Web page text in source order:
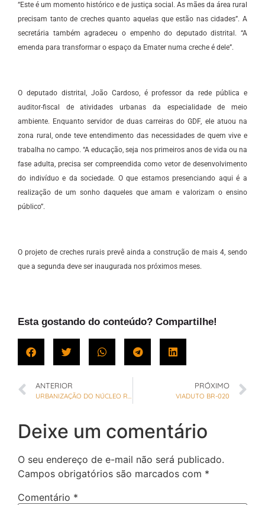
“Este é um momento histórico e de justiça social. As mães da área rural
precisam tanto de creches quanto aquelas que estão nas cidades”. A
secretária também agradeceu o empenho do deputado distrital. “A
emenda para transformar o espaço da Emater numa creche é dele”.
O deputado distrital, João Cardoso, é professor da rede pública e
auditor-fiscal de atividades urbanas da especialidade de meio
ambiente. Enquanto servidor de duas carreiras do GDF, ele atuou na
zona rural, onde teve entendimento das necessidades de quem vive e
trabalha no campo. “A educação, seja nos primeiros anos de vida ou na
fase adulta, precisa ser compreendida como vetor de desenvolvimento
do indivíduo e da sociedade. O que estamos presenciando aqui é a
realização de um sonho daqueles que amam e valorizam o ensino
público”.
O projeto de creches rurais prevê ainda a construção de mais 4, sendo
que a segunda deve ser inaugurada nos próximos meses.
Esta gostando do conteúdo? Compartilhe!
ANTERIOR PRÓXIMO
VIADUTO BR-020
Deixe um comentário
O seu endereço de e-mail não será publicado.
Campos obrigatórios são marcados com *
Comentário *